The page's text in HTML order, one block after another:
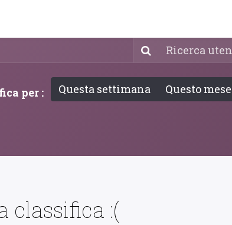
per : Questa settimana Questo mese
classifica :(